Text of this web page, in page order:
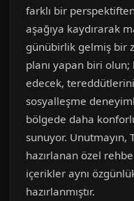
farklı bir
aşağıya kaydırarak
günübirlik gelmiş bir
planı yapan biri
edecek,
sosyalleşme
bölgede daha
sunuyor.
hazırlanan özel
içerikler aynı
hazırlanmıştır.